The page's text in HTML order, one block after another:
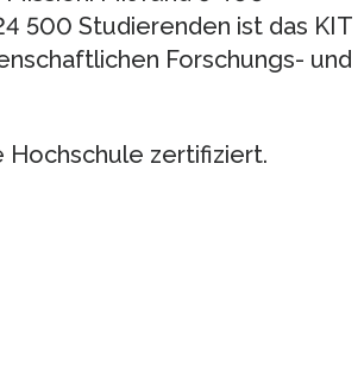
500 Studierenden ist das KIT
Forschungs- und
Hochschule zertifiziert.